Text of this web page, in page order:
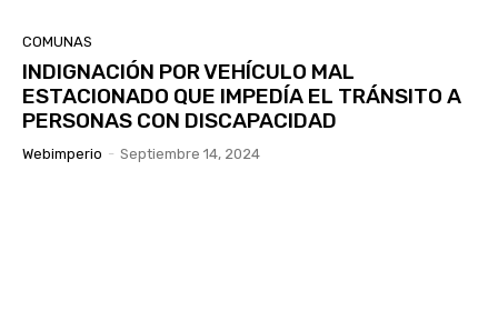
COMUNAS
INDIGNACIÓN POR VEHÍCULO MAL
ESTACIONADO QUE IMPEDÍA EL TRÁNSITO A
PERSONAS CON DISCAPACIDAD
Webimperio - Septiembre 14, 2024